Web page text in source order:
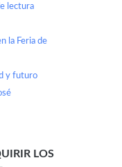
lectura
la Feria de
y futuro
LOS